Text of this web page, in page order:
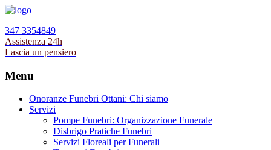
347 3354849
Assistenza 24h
Lascia un pensiero
Menu
Onoranze Funebri Ottani: Chi siamo
Servizi
Pompe Funebri: Organizzazione Funerale
Disbrigo Pratiche Funebri
Servizi Floreali per Funerali